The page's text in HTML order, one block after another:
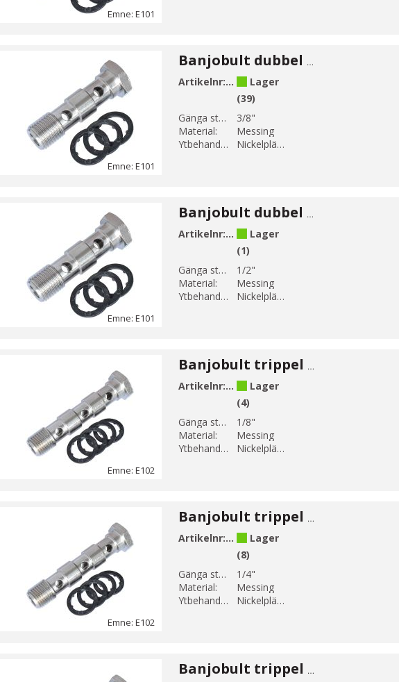
Emne: E101
Emne: E101
Banjobult dubbel 3/8"
Artikelnr:E101-3Lager
(39)
Gänga storlek 1:
3/8"
Material:
Messing
Ytbehandling:
Nickelpläterad
Emne: E101
Banjobult dubbel 1/2"
Artikelnr:E101-4Lager
(1)
Gänga storlek 1:
1/2"
Material:
Messing
Ytbehandling:
Nickelpläterad
Emne: E102
Banjobult trippel 1/8"
Artikelnr:E102-1Lager
(4)
Gänga storlek 1:
1/8"
Material:
Messing
Ytbehandling:
Nickelpläterad
Emne: E102
Banjobult trippel 1/4"
Artikelnr:E102-2Lager
(8)
Gänga storlek 1:
1/4"
Material:
Messing
Ytbehandling:
Nickelpläterad
Banjobult trippel 3/8"